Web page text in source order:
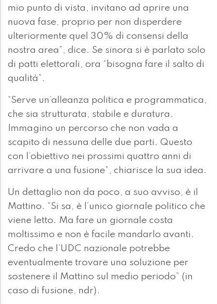
mio punto di vista, invitano ad aprire una
nuova fase, proprio per non disperdere
ulteriormente quel 30% di consensi della
nostra area”, dice. Se sinora si è parlato solo
di patti elettorali, ora “bisogna fare il salto di
qualità”.
“Serve un’alleanza politica e programmatica,
che sia strutturata, stabile e duratura.
Immagino un percorso che non vada a
scapito di nessuna delle due parti. Questo
con l’obiettivo nei prossimi quattro anni di
arrivare a una fusione”, chiarisce la sua idea.
Un dettaglio non da poco, a suo avviso, è il
Mattino. “Si sa, è l’unico giornale politico che
viene letto. Ma fare un giornale costa
moltissimo e non è facile mandarlo avanti.
Credo che l’UDC nazionale potrebbe
eventualmente trovare una soluzione per
sostenere il Mattino sul medio periodo” (in
caso di fusione, ndr).